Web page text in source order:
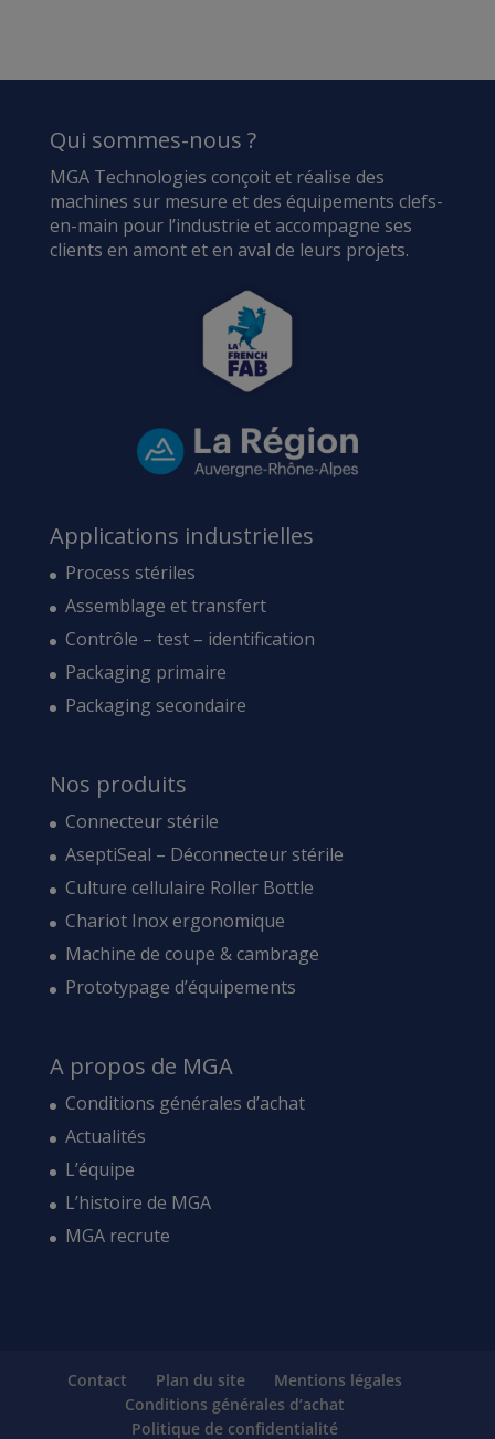
Qui sommes-nous ?
MGA Technologies conçoit et réalise des
machines sur mesure et des équipements clefs-
en-main pour l’industrie et accompagne ses
clients en amont et en aval de leurs projets.
Applications industrielles
Process stériles
Assemblage et transfert
Contrôle – test – identification
Packaging primaire
Packaging secondaire
Nos produits
Connecteur stérile
AseptiSeal – Déconnecteur stérile
Culture cellulaire Roller Bottle
Chariot Inox ergonomique
Machine de coupe & cambrage
Prototypage d’équipements
A propos de MGA
Conditions générales d’achat
Actualités
L’équipe
L’histoire de MGA
MGA recrute
Contact Plan du site
Mentions légales
Conditions générales d’achat
Politique de confidentialité